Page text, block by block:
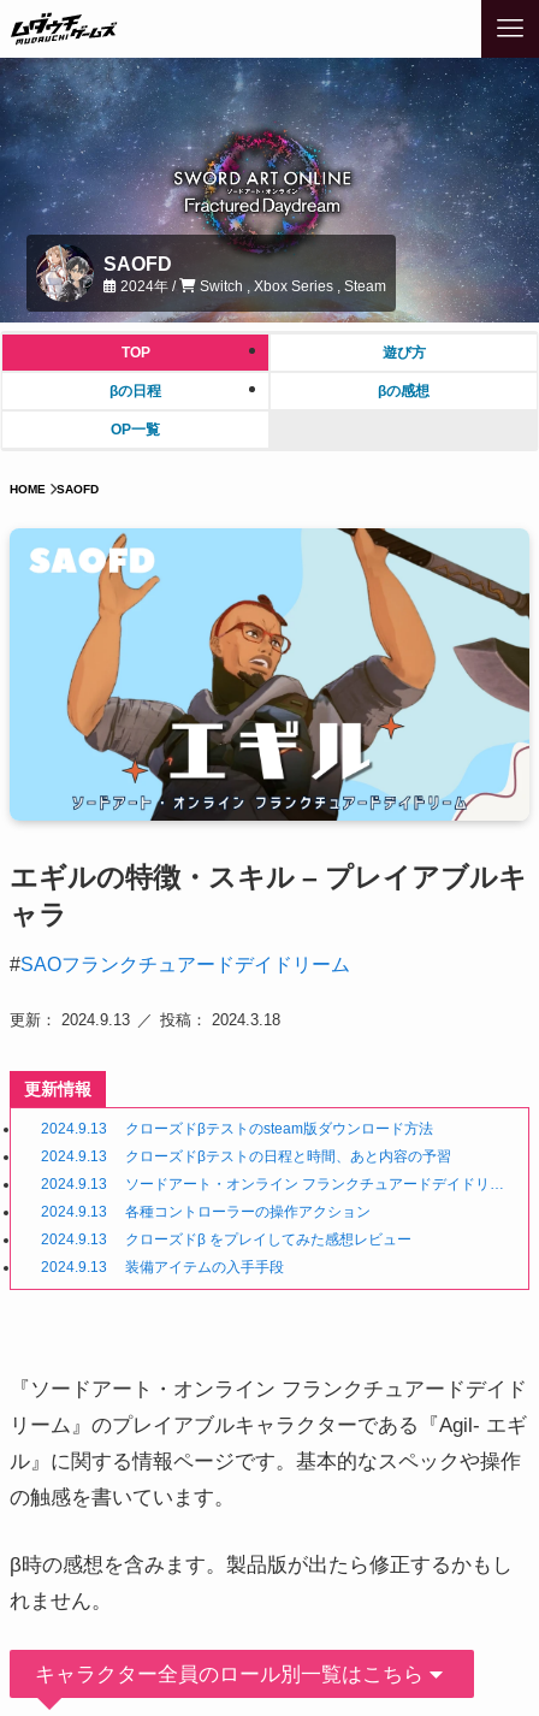
SAOFD
2024年 / Switch , Xbox Series , Steam
TOP 遊び方
βの日程 βの感想
OP一覧
HOME SAOFD
エギルの特徴・スキル – プレイアブルキ
ャラ
#SAOフランクチュアードデイドリーム
更新： 2024.9.13 投稿： 2024.3.18
更新情報
2024.9.13
クローズドβテストのsteam版ダウンロード方法
2024.9.13
クローズドβテストの日程と時間、あと内容の予習
2024.9.13
ソードアート・オンライン フランクチュアードデイドリー
ムってどんなゲーム？システムや基本的な遊び方
2024.9.13
各種コントローラーの操作アクション
2024.9.13
クローズドβ をプレイしてみた感想レビュー
2024.9.13
装備アイテムの入手手段
『ソードアート・オンライン フランクチュアードデイド
リーム』のプレイアブルキャラクターである『Agil- エギ
ル』に関する情報ページです。基本的なスペックや操作
の触感を書いています。
β時の感想を含みます。製品版が出たら修正するかもし
れません。
キャラクター全員のロール別一覧はこちら